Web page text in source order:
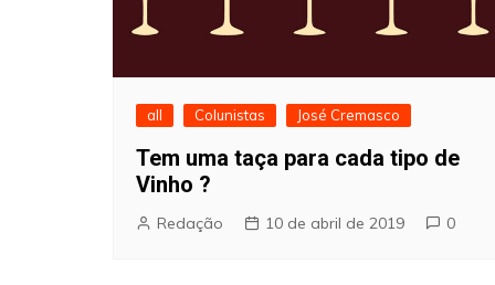
all Colunistas José Cremasco
Tem uma taça para cada tipo de
Vinho ?
Redação 10 de abril de 2019 0